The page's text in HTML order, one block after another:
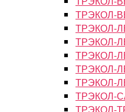
ТРЭКОЛ-
ТРЭКОЛ-
ТРЭКОЛ-
ТРЭКОЛ-
ТРЭКОЛ-
ТРЭКОЛ-
ТРЭКОЛ-